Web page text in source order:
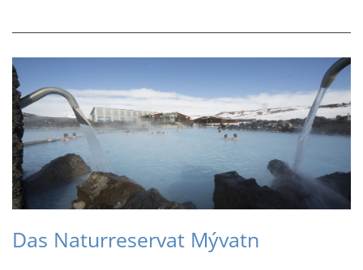
Das Naturreservat Mývatn